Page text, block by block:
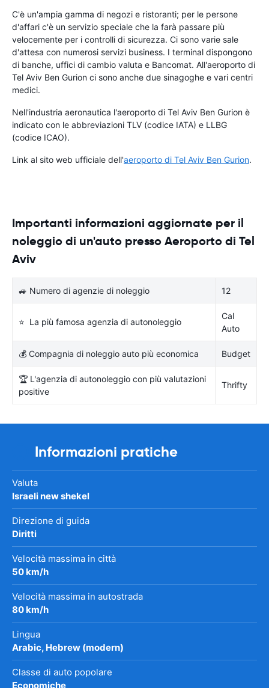
C'è un'ampia gamma di negozi e ristoranti; per le persone
d'affari c'è un servizio speciale che la farà passare più
velocemente per i controlli di sicurezza. Ci sono varie sale
d'attesa con numerosi servizi business. I terminal dispongono
di banche, uffici di cambio valuta e Bancomat. All'aeroporto di
Tel Aviv Ben Gurion ci sono anche due sinagoghe e vari centri
medici.
Nell'industria aeronautica l'aeroporto di Tel Aviv Ben Gurion è
indicato con le abbreviazioni TLV (codice IATA) e LLBG
(codice ICAO).
Link al sito web ufficiale dell'aeroporto di Tel Aviv Ben Gurion.
Importanti informazioni aggiornate per il
noleggio di un'auto presso Aeroporto di Tel
Aviv
🚙 Numero di agenzie di noleggio 12
⭐ La più famosa agenzia di autonoleggio
Cal
Auto
💰 Compagnia di noleggio auto più economica Budget
🏆 L'agenzia di autonoleggio con più valutazioni
positive
Thrifty
Informazioni pratiche
Valuta
Israeli new shekel
Direzione di guida
Diritti
Velocità massima in città
50 km/h
Velocità massima in autostrada
80 km/h
Lingua
Arabic, Hebrew (modern)
Classe di auto popolare
Economiche